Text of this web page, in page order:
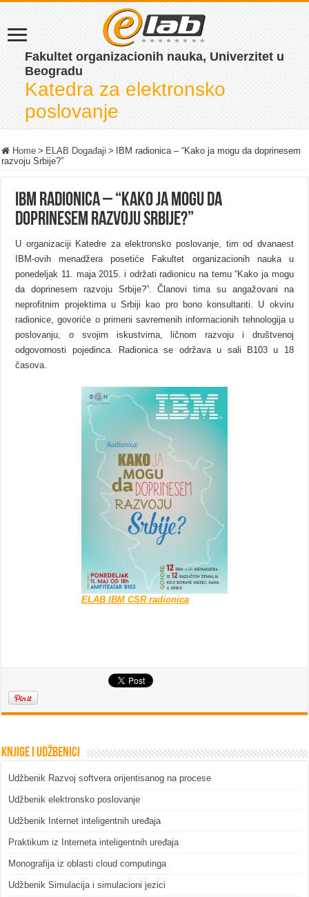
Fakultet organizacionih nauka, Univerzitet u
Beogradu
Katedra za elektronsko
poslovanje
Home > ELAB Događaji >
IBM radionica – “Kako ja mogu da doprinesem
razvoju Srbije?”
IBM radionica – “Kako ja mogu da
doprinesem razvoju Srbije?”
U organizaciji Katedre za elektronsko poslovanje, tim od dvanaest
IBM-ovih menadžera posetiće Fakultet organizacionih nauka u
ponedeljak 11. maja 2015. i održati radionicu na temu “Kako ja mogu
da doprinesem razvoju Srbije?”. Članovi tima su angažovani na
neprofitnim projektima u Srbiji kao pro bono konsultanti. U okviru
radionice, govoriće o primeni savremenih informacionih tehnologija u
poslovanju, o svojim iskustvima, ličnom razvoju i društvenoj
odgovornosti pojedinca. Radionica se održava u sali B103 u 18
časova.
ELAB IBM CSR radionica
Knjige i udžbenici
Udžbenik Razvoj softvera orijentisanog na procese
Udžbenik elektronsko poslovanje
Udžbenik Internet inteligentnih uređaja
Praktikum iz Interneta inteligentnih uređaja
Monografija iz oblasti cloud computinga
Udžbenik Simulacija i simulacioni jezici